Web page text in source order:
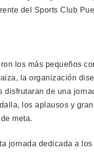
del Sports Club
los más pequeños
la organización
de una
los aplausos y
meta.
jornada dedicada a los